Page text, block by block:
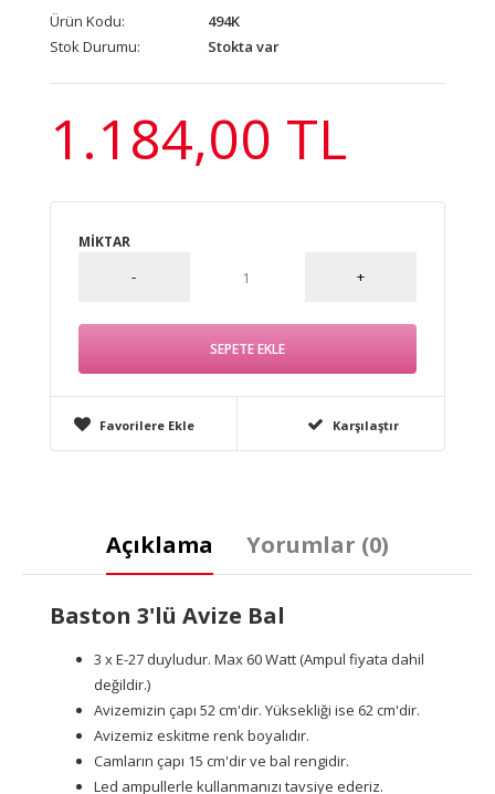
Ürün Kodu:
494K
Stok Durumu:
Stokta var
1.184,00 TL
MIKTAR
Favorilere Ekle Karşılaştır
Açıklama Yorumlar (0)
Baston 3'lü Avize Bal
3 x E-27 duyludur. Max 60 Watt (Ampul fiyata dahil
değildir.)
Avizemizin çapı 52 cm'dir. Yüksekliği ise 62 cm'dir.
Avizemiz eskitme renk boyalıdır.
Camların çapı 15 cm'dir ve bal rengidir.
Led ampullerle kullanmanızı tavsiye ederiz.